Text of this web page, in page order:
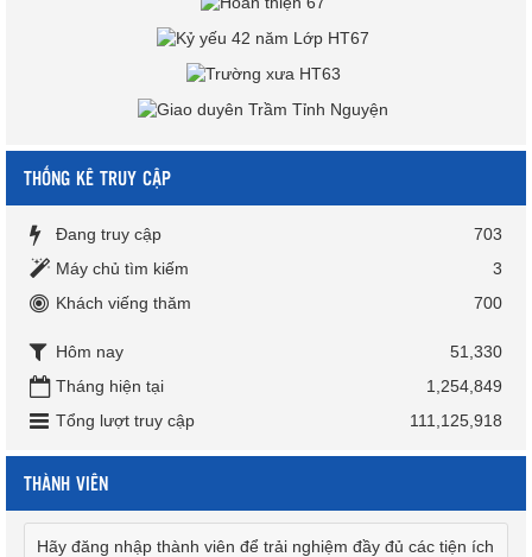
THỐNG KÊ TRUY CẬP
Đang truy cập
703
Máy chủ tìm kiếm
3
Khách viếng thăm
700
Hôm nay
51,330
Tháng hiện tại
1,254,849
Tổng lượt truy cập
111,125,918
THÀNH VIÊN
Hãy đăng nhập thành viên để trải nghiệm đầy đủ các tiện ích